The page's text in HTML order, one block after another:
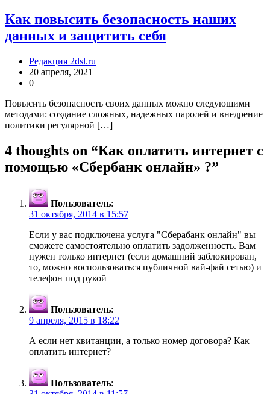
Как повысить безопасность наших
данных и защитить себя
Редакция 2dsl.ru
20 апреля, 2021
0
Повысить безопасность своих данных можно следующими
методами: создание сложных, надежных паролей и внедрение
политики регулярной […]
4 thoughts on “Как оплатить интернет с
помощью «Сбербанк онлайн» ?”
Пользователь:
31 октября, 2014 в 15:57
Если у вас подключена услуга "Сберабанк онлайн" вы
сможете самостоятельно оплатить задолженность. Вам
нужен только интернет (если домашний заблокирован,
то, можно воспользоваться публичной вай-фай сетью) и
телефон под рукой
Пользователь:
9 апреля, 2015 в 18:22
А если нет квитанции, а только номер договора? Как
оплатить интернет?
Пользователь: